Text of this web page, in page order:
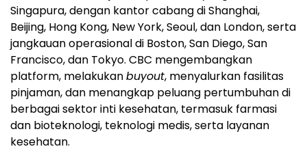
Singapura, dengan kantor cabang di Shanghai,
Beijing, Hong Kong, New York, Seoul, dan London, serta
jangkauan operasional di Boston, San Diego, San
Francisco, dan Tokyo. CBC mengembangkan
platform, melakukanbuyout, menyalurkan fasilitas
pinjaman, dan menangkap peluang pertumbuhan di
berbagai sektor inti kesehatan, termasuk farmasi
dan bioteknologi, teknologi medis, serta layanan
kesehatan.